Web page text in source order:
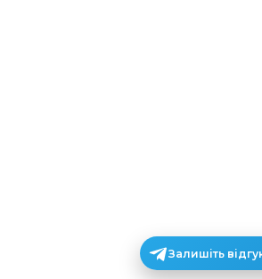
Залишіть